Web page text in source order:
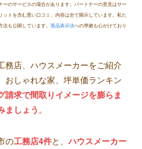
のサービスの場合があります。パートナーの意見はサー
トを含む悪い口コミ、内容は全て開示しています。私た
法も公開しています。景品表示法への準拠も心がけており
務店、ハウスメーカーをご紹介
おしゃれな家、坪単価ランキン
請求で間取りイメージを膨らま
ましょう 。
の工務店4件と、ハウスメーカー